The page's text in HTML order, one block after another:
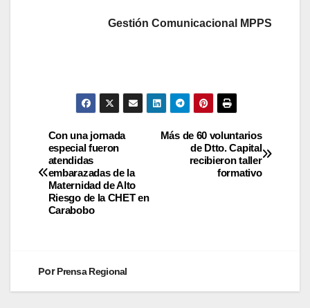
Gestión Comunicacional MPPS
Más de 60 voluntarios
de Dtto. Capital
recibieron taller
formativo
Con una jornada
especial fueron
atendidas
embarazadas de la
Maternidad de Alto
Riesgo de la CHET en
Carabobo
PorPrensa Regional